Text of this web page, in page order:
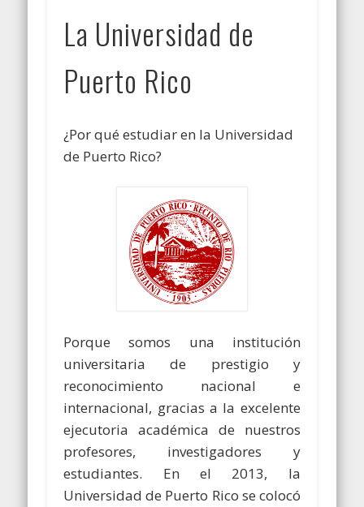
La Universidad de
Puerto Rico
¿Por qué estudiar en la Universidad
de Puerto Rico?
Porque somos una institución
universitaria de prestigio y
reconocimiento nacional e
internacional, gracias a la excelente
ejecutoria académica de nuestros
profesores, investigadores y
estudiantes. En el 2013, la
Universidad de Puerto Rico se colocó